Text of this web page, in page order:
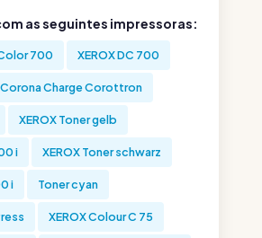
as seguintes impressoras:
700 XEROX DC 700
Corona Charge Corottron
XEROX Toner gelb
i XEROX Toner schwarz
i Toner cyan
XEROX Colour C 75